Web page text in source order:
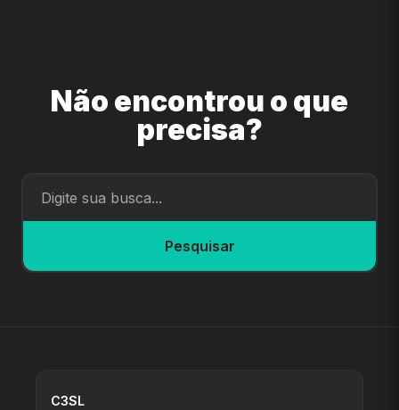
Não encontrou o que
precisa?
Pesquisar
C3SL